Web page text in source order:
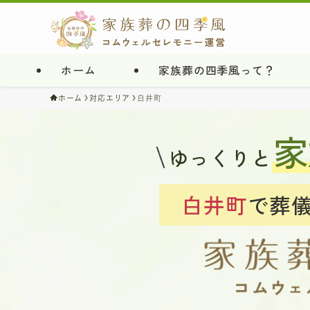
ホーム 家族葬の四季風って？
ホーム 対応エリア 白井町
ゆっくりと
白井町で葬